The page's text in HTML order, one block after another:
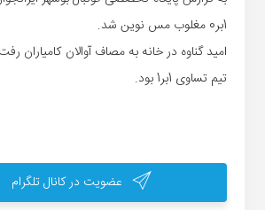
1بر0 مغلوب مس نوین شد.
امید گناوه در خانه به مصاف آوالان کامیاران
تیم تساوی 1بر1 بود.
عضویت در کانال تلگرام